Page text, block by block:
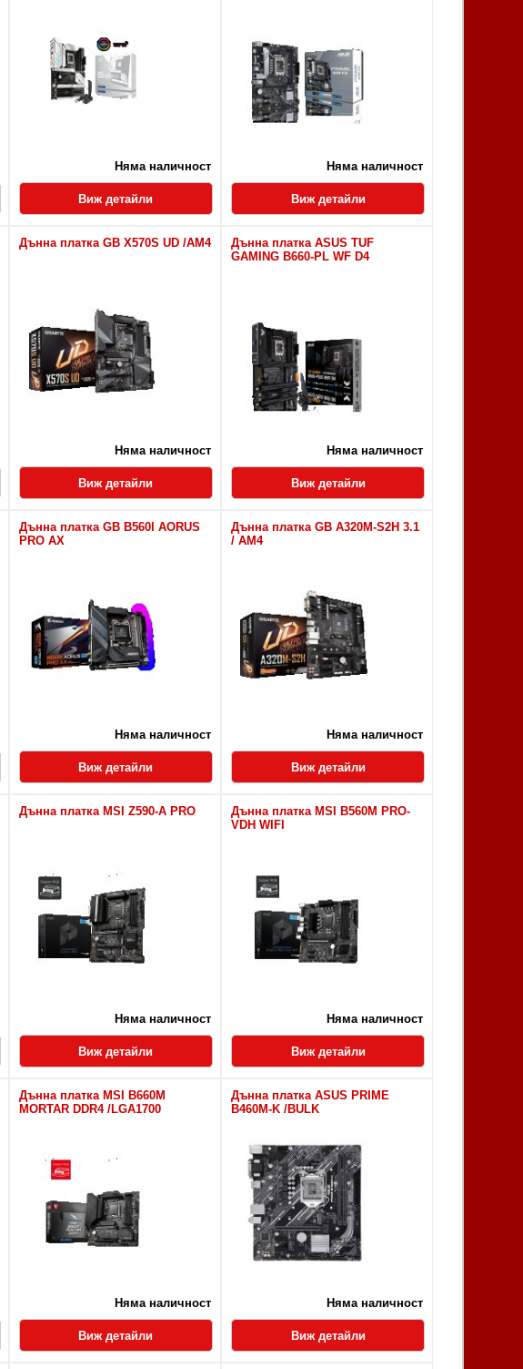
Няма наличност
Виж детайли
Няма наличност
Виж детайли
Дънна платка GB X570S UD /AM4
Няма наличност
Виж детайли
Дънна платка ASUS TUF
GAMING B660-PL WF D4
Няма наличност
Виж детайли
Дънна платка GB B560I AORUS
PRO AX
Няма наличност
Виж детайли
Дънна платка GB A320M-S2H 3.1
/ AM4
Няма наличност
Виж детайли
Дънна платка MSI Z590-A PRO
Няма наличност
Виж детайли
Дънна платка MSI B560M PRO-
VDH WIFI
Няма наличност
Виж детайли
Дънна платка MSI B660M
MORTAR DDR4 /LGA1700
Няма наличност
Виж детайли
Дънна платка ASUS PRIME
B460M-K /BULK
Няма наличност
Виж детайли